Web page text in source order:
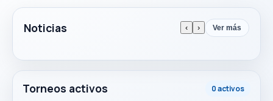
Noticias ‹ › Ver más
Torneos activos 0 activos